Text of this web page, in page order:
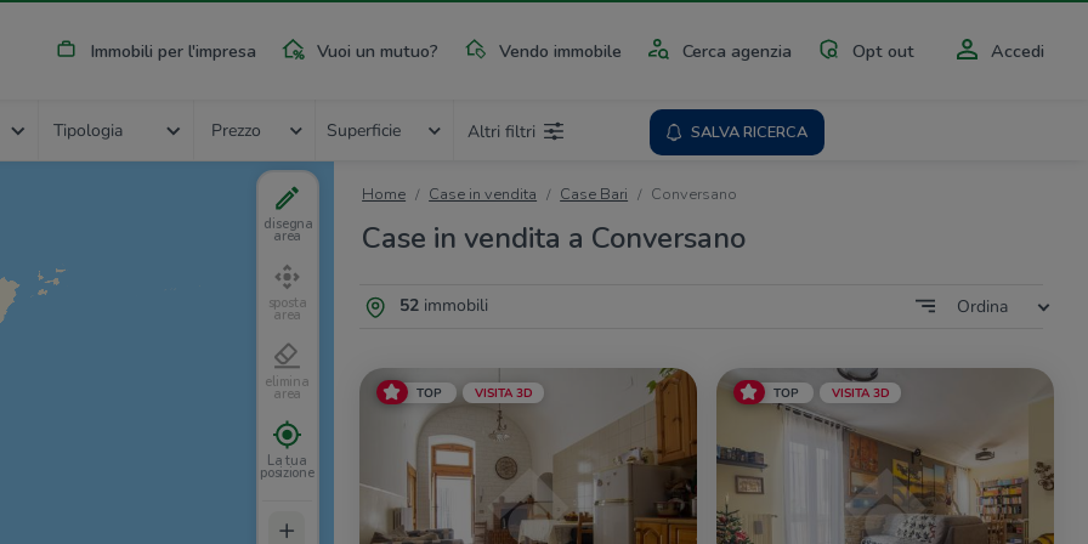
Immobili per l'impresa Vuoi un mutuo? Vendo immobile Cerca agenzia Opt out Accedi
Tipologia Prezzo Superficie Altri filtri SALVA RICERCA
Home Case in vendita Case Bari Conversano
Case in vendita a Conversano
52immobili Ordina
TOP VISITA 3D TOP VISITA 3D
disegna
area
sposta
area
elimina
area
La tua
posizione
+